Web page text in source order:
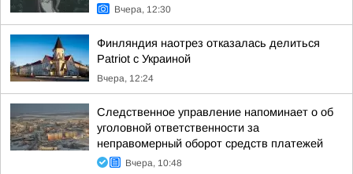
Вчера, 12:30
Финляндия наотрез отказалась делиться
Patriot с Украиной
Вчера, 12:24
Следственное управление напоминает о об
уголовной ответственности за
неправомерный оборот средств платежей
Вчера, 10:48